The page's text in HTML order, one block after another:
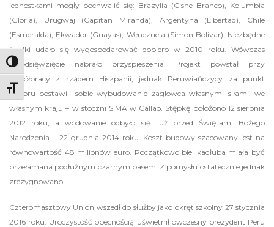
Toggle High Contrast
Toggle Font size
jednostkami mogły pochwalić się: Brazylia (Cisne Branco), Kolumbia
(Gloria), Urugwaj (Capitan Miranda), Argentyna (Libertad), Chile
(Esmeralda), Ekwador (Guayas), Wenezuela (Simon Bolivar). Niezbędne
środki udało się wygospodarować dopiero w 2010 roku. Wówczas
przedsięwzięcie nabrało przyspieszenia. Projekt powstał przy
współpracy z rządem Hiszpanii, jednak Peruwiańczycy za punkt
honoru postawili sobie wybudowanie żaglowca własnymi siłami, we
własnym kraju – w stoczni SIMA w Callao. Stępkę położono 12 sierpnia
2012 roku, a wodowanie odbyło się tuż przed Świętami Bożego
Narodzenia – 22 grudnia 2014 roku. Koszt budowy szacowany jest na
równowartość 48 milionów euro. Początkowo biel kadłuba miała być
przełamana podłużnym czarnym pasem. Z pomysłu ostatecznie jednak
zrezygnowano.
Czteromasztowy Union wszedł do służby jako okręt szkolny 27 stycznia
2016 roku. Uroczystość obecnością uświetnił ówczesny prezydent Peru